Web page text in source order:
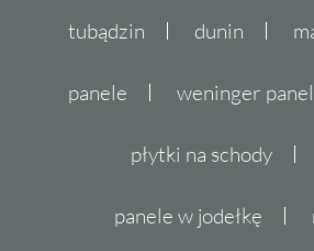
tubądzin dunin
panele weninger
płytki na schody
panele w jodełkę